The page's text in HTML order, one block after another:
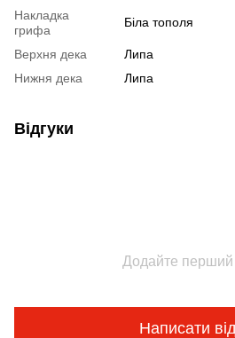
Накладка
грифа
Біла тополя
Верхня дека
Липа
Нижня дека
Липа
Відгуки
Додайте перший
Написати